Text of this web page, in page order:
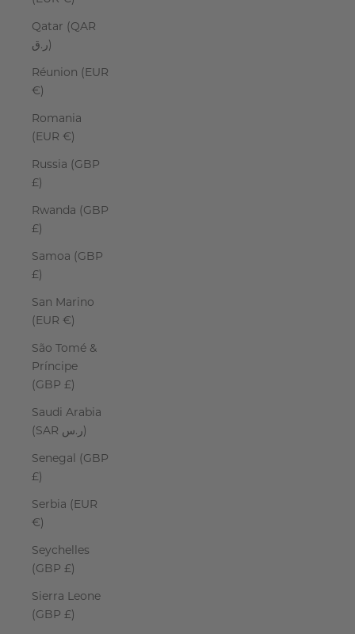
Qatar (QAR
ر.ق)
Réunion (EUR
€)
Romania
(EUR €)
Russia (GBP
£)
Rwanda (GBP
£)
Samoa (GBP
£)
San Marino
(EUR €)
São Tomé &
Príncipe
(GBP £)
Saudi Arabia
(SAR ر.س)
Senegal (GBP
£)
Serbia (EUR
€)
Seychelles
(GBP £)
Sierra Leone
(GBP £)